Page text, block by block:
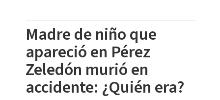
Madre de niño que
apareció en Pérez
Zeledón murió en
accidente: ¿Quién era?